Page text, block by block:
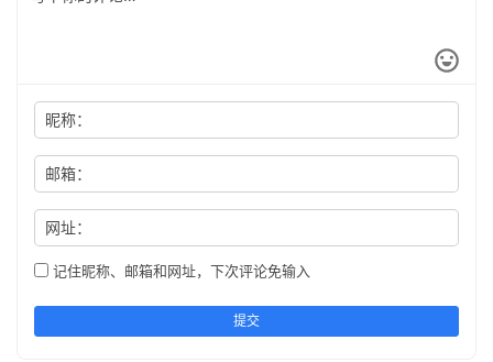
昵称：
邮箱：
网址：
记住昵称、邮箱和网址，下次评论免输入
提交